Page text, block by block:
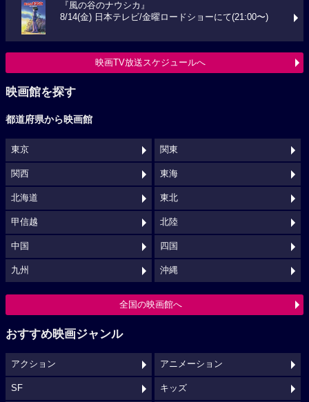
『風の谷のナウシカ』
8/14(金) 日本テレビ/金曜ロードショーにて(21:00〜)
映画TV放送スケジュールへ
映画館を探す
都道府県から映画館
東京 関東
関西 東海
北海道 東北
甲信越 北陸
中国 四国
九州 沖縄
全国の映画館へ
おすすめ映画ジャンル
アクション アニメーション
SF キッズ